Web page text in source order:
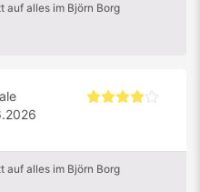
auf alles im Björn Borg
auf alles im Björn Borg